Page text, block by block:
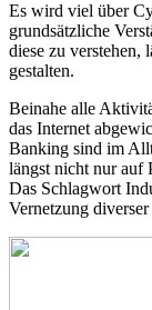
Es wird viel über
grundsätzliche
diese zu verstehen,
gestalten.
Beinahe alle
das Internet
Banking sind im
längst nicht nur auf
Das Schlagwort
Vernetzung